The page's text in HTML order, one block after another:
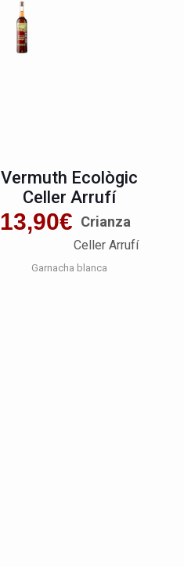
Vermuth Ecològic
Celler Arrufí
13,90€ Crianza
Celler Arrufí
Garnacha blanca